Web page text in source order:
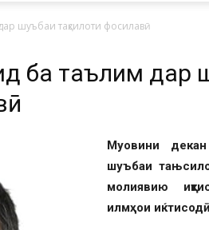
шуъбаи таҳсилоти фосилавӣ
ба таълим дар
Муовини
шуъбаи тањ
молиявию
илмҳои иќ